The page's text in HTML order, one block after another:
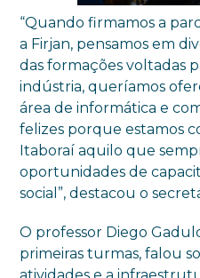
“Quando firmamos a
a Firjan, pensamos em
das formações voltadas
indústria, queríamos
área de informática e
felizes porque estamos
Itaboraí aquilo que
oportunidades de
social”, destacou o
O professor Diego
primeiras turmas, falou
atividades e a